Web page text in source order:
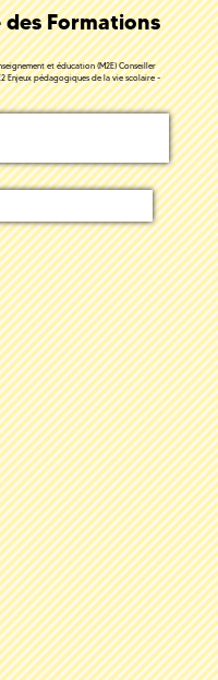
Formations
et éducation (M2E) Conseiller
Enjeux pédagogiques de la vie scolaire -